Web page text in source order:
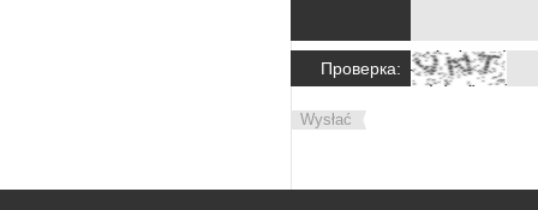
Проверка:
Wysłać